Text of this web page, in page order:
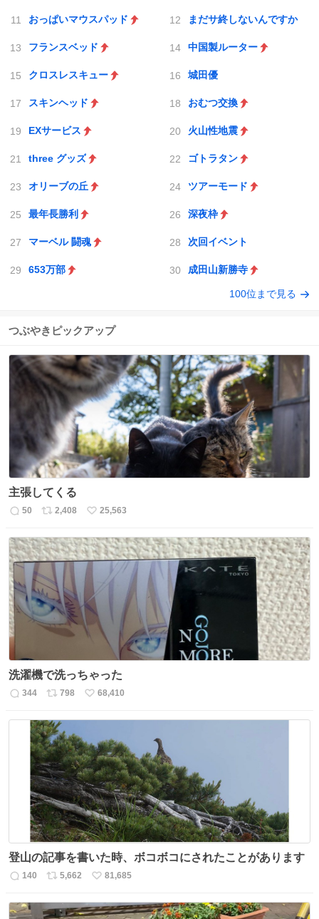
おっぱいマウスパッド まだサ終しないんですか
フランスベッド 中国製ルーター
クロスレスキュー 城田優
スキンヘッド おむつ交換
EXサービス 火山性地震
three グッズ ゴトラタン
オリーブの丘 ツアーモード
最年長勝利 深夜枠
マーベル 闘魂 次回イベント
653万部 成田山新勝寺
100位まで見る
つぶやきピックアップ
主張してくる
返
数
50
リ
ス
ト
数
2,408
い
ね
数
25,563
洗濯機で洗っちゃった
返
344
リ
ス
ト
数
798
い
数
68,410
登山の記事を書いた時、ボコボコにされたことがあります
返
数
140
リ
ス
5,662
い
ね
81,685